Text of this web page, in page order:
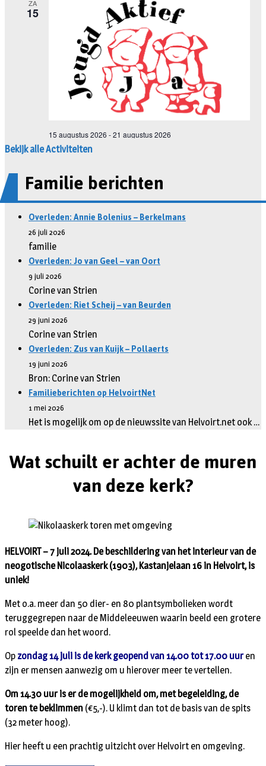
Bekijk alle Activiteiten
Familie berichten
Overleden: Annie Bolenius – Berkelmans
26 juli 2026
familie
Overleden: Jo van Geel – van Oort
9 juli 2026
Corine van Strien
Overleden: Riet Scheij – van Beurden
29 juni 2026
Corine van Strien
Overleden: Zus van Kuijk – Pollaerts
19 juni 2026
Bron: Corine van Strien
Familieberichten op HelvoirtNet
1 mei 2026
Het is mogelijk om op de nieuwssite van Helvoirt.net ook …
Wat schuilt er achter de muren
van deze kerk?
HELVOIRT – 7 juli 2024. De beschildering van het interieur van de
neogotische Nicolaaskerk (1903), Kastanjelaan 16 in Helvoirt, is
uniek!
Met o.a. meer dan 50 dier- en 80 plantsymbolieken wordt
teruggegrepen naar de Middeleeuwen waarin beeld een grotere
rol speelde dan het woord.
Op zondag 14 juli is de kerk geopend van 14.00 tot 17.00 uuren
zijn er mensen aanwezig om u hierover meer te vertellen.
Om 14.30 uur is er de mogelijkheid om, met begeleiding, de
toren te beklimmen (€5,-). U klimt dan tot de basis van de spits
(32 meter hoog).
Hier heeft u een prachtig uitzicht over Helvoirt en omgeving.